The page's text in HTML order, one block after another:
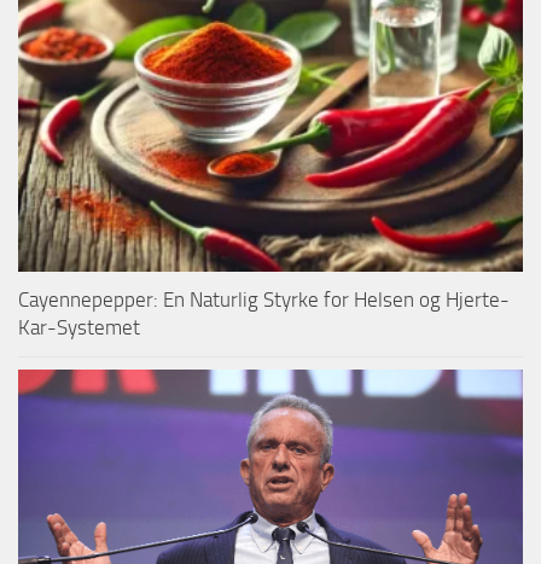
Cayennepepper: En Naturlig Styrke for Helsen og Hjerte-
Kar-Systemet